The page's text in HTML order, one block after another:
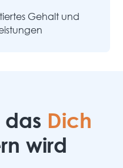
Gehalt und
das Dich
wird